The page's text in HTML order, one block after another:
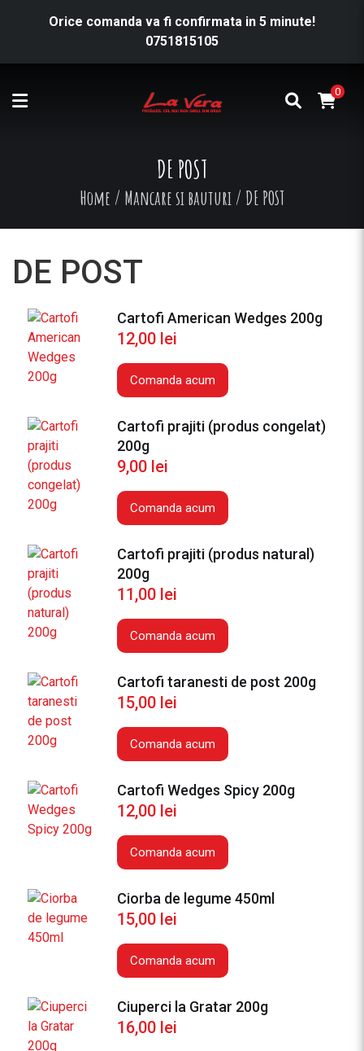
Orice comanda va fi confirmata in 5 minute!
0751815105
0
DE POST
Home / Mancare si bauturi / DE POST
DE POST
Cartofi American Wedges 200g
12,00 lei
Comanda acum
Cartofi prajiti (produs congelat)
200g
9,00 lei
Comanda acum
Cartofi prajiti (produs natural)
200g
11,00 lei
Comanda acum
Cartofi taranesti de post 200g
15,00 lei
Comanda acum
Cartofi Wedges Spicy 200g
12,00 lei
Comanda acum
Ciorba de legume 450ml
15,00 lei
Comanda acum
Ciuperci la Gratar 200g
16,00 lei